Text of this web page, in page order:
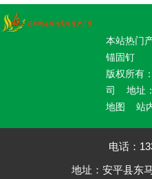
本站热门
锚固钉
版权所有
司 地址
地图
站
电话：
地址：安平县东